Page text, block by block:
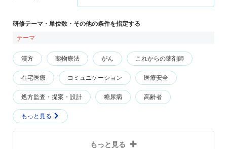
研修テーマ・単位数・その他の条件を指定する
テーマ
漢方 薬物療法 がん これからの薬剤師
在宅医療 コミュニケーション 医療安全
処方監査・提案・設計 糖尿病 高齢者
もっと見る
もっと見る